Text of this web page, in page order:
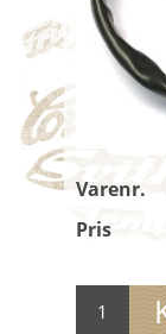
Varenr.
Pris